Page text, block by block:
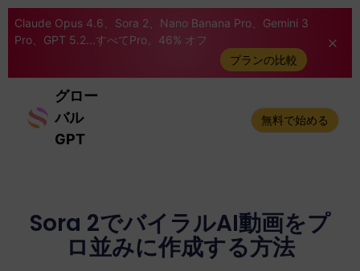
Claude Opus 4.6、Sora 2、Nano Banana Pro、Gemini 3
Pro、GPT 5.2...すべてPro。46% オフ
プランの比較
グロー
バル
GPT
無料で始める
Sora 2でバイラルAI動画をプ
ロ並みに作成する方法